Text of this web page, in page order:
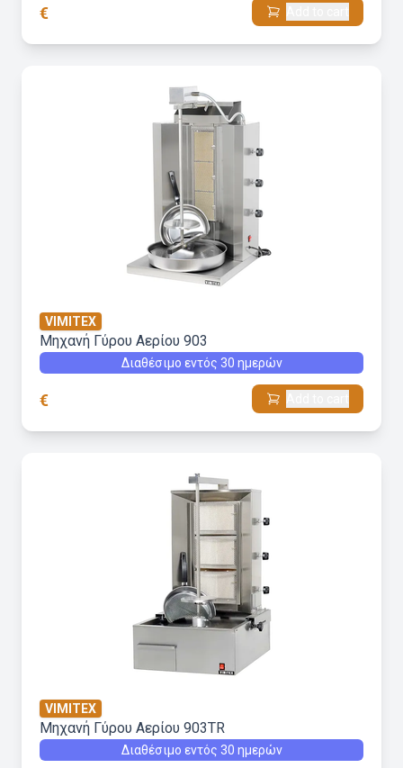
€
VIMITEX
Μηχανή Γύρου Aερίου 903
Διαθέσιμο εντός 30 ημερών
€
VIMITEX
Μηχανή Γύρου Aερίου 903TR
Διαθέσιμο εντός 30 ημερών